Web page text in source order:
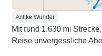
Antike Wunder
Mit rund 1.630 mi
Reise unvergessliche